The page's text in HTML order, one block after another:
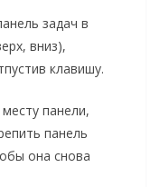
задач в
вниз),
клавишу.
панели,
панель
она снова